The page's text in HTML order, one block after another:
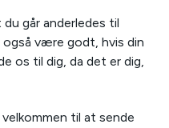
går anderledes til
være godt, hvis din
os til dig, da det er dig,
til at sende